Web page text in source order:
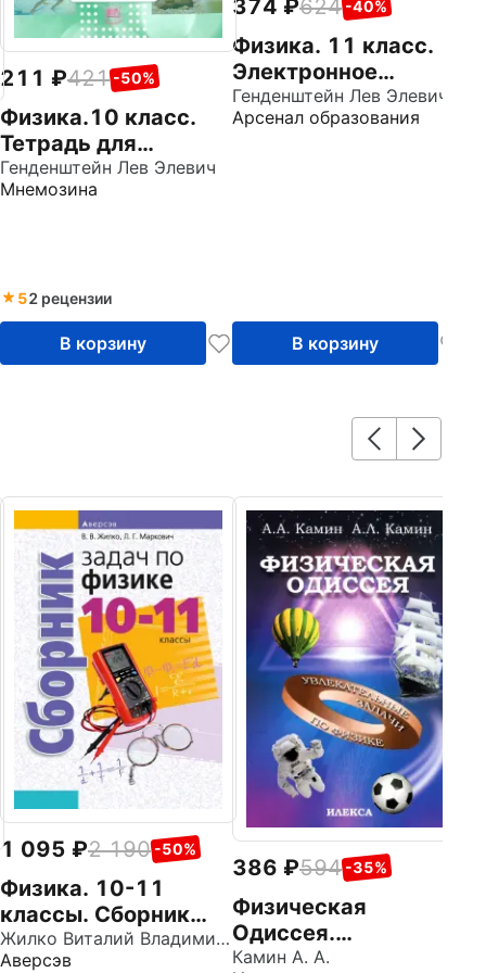
211 421 -50%
Физика.10 класс.
Тетрадь для
лабораторных
работ. Базовый
Генденштейн Лев Элевич
Мнемозина
52 рецензии
В корзину
374 624 -40%
Физика. 11 класс.
Электронное
сопровождение к
учебнику (CDpc)
Генденштейн Лев Элевич
Арсенал образования
В корзину
1 095 2 190 -50%
Физика. 10-11
классы. Сборник
задач
Жилко Виталий Владимирович
Аверсэв
386 594 -35%
Физическая
Одиссея.
Увлекательные
Камин А. А.